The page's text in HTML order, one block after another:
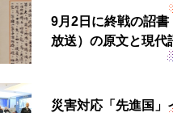
9月2日に終戦の詔書
放送）の原文と現代
読む もう一つの「
災害対応「先進国」